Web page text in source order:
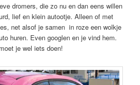
dromers, die zo nu en dan eens willen
lief en klein autootje. Alleen of met
net alsof je samen in roze een wolkje
huren. Even googlen en je vind hem.
je wel iets doen!